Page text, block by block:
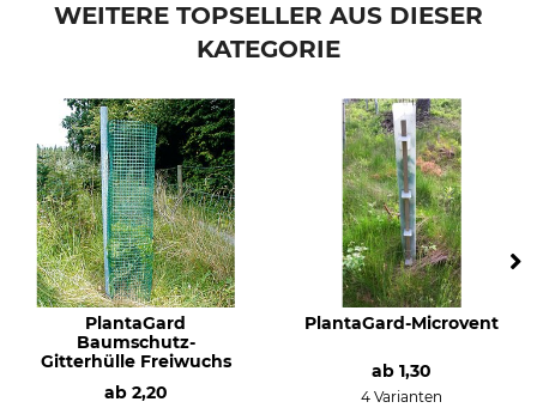
WEITERE TOPSELLER AUS DIESER
KATEGORIE
PlantaGard
Baumschutz-
Gitterhülle Freiwuchs
ab 2,20
PlantaGard-Microvent
ab 1,30
4 Varianten